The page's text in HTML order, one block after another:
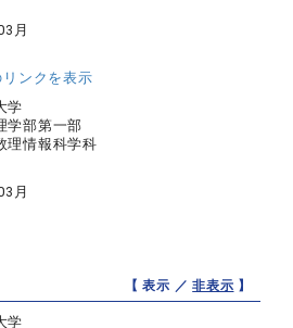
月
ンクを表示
学
学部第一部
理情報科学科
月
【 表示 ／非表示 】
学